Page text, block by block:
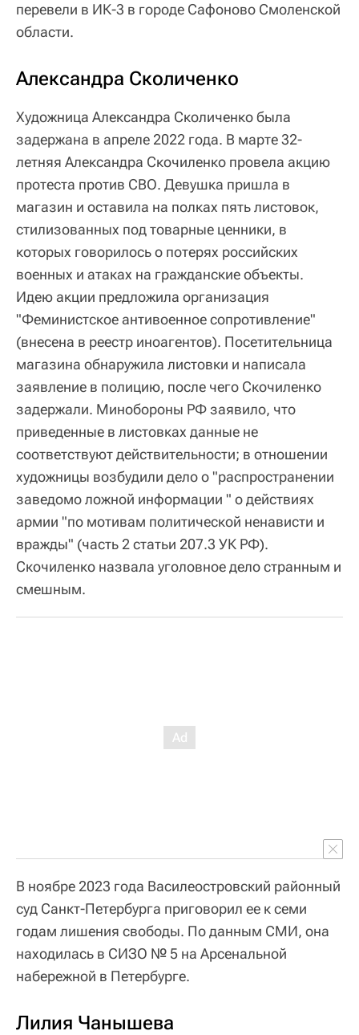
перевели в ИК-3 в городе Сафоново Смоленской
области.
Александра Сколиченко
Художница Александра Сколиченко была
задержана в апреле 2022 года. В марте 32-
летняя Александра Скочиленко провела акцию
протеста против СВО. Девушка пришла в
магазин и оставила на полках пять листовок,
стилизованных под товарные ценники, в
которых говорилось о потерях российских
военных и атаках на гражданские объекты.
Идею акции предложила организация
"Феминистское антивоенное сопротивление"
(внесена в реестр иноагентов). Посетительница
магазина обнаружила листовки и написала
заявление в полицию, после чего Скочиленко
задержали. Минобороны РФ заявило, что
приведенные в листовках данные не
соответствуют действительности; в отношении
художницы возбудили дело о "распространении
заведомо ложной информации " о действиях
армии "по мотивам политической ненависти и
вражды" (часть 2 статьи 207.3 УК РФ).
Скочиленко назвала уголовное дело странным и
смешным.
В ноябре 2023 года Василеостровский районный
суд Санкт-Петербурга приговорил ее к семи
годам лишения свободы. По данным СМИ, она
находилась в СИЗО № 5 на Арсенальной
набережной в Петербурге.
Лилия Чанышева